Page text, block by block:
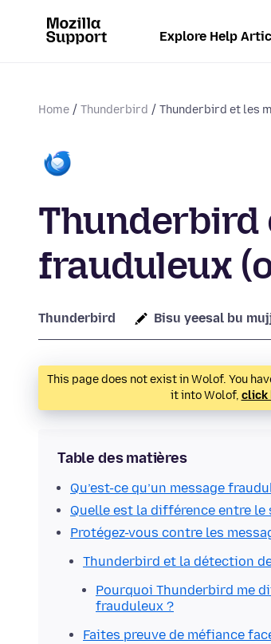
Explore Help
Home Thunderbird Thunderbird et les
Thunderbird
frauduleux
Thunderbird Bisu yeesal bu
This page does not exist in Wolof. You
it into Wolof, click
Table des matières
Qu’est-ce qu’un message
Quelle est la différence entre le
Protégez-vous contre les
Thunderbird et la détection
Pourquoi Thunderbird me
frauduleux ?
Faites preuve de méfiance